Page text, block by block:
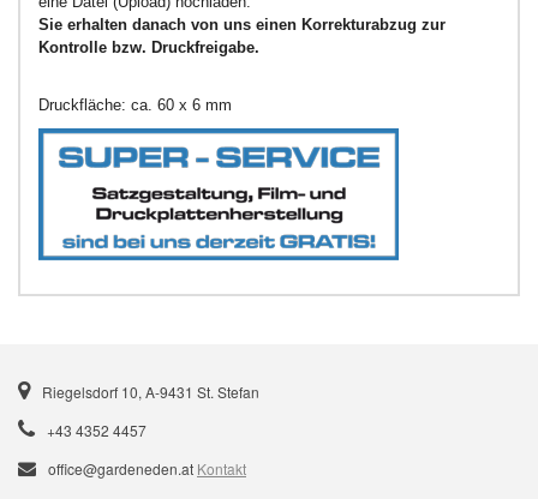
Sie erhalten danach von uns einen Korrekturabzug zur
Kontrolle bzw. Druckfreigabe.
Druckfläche: ca. 60 x 6 mm
Riegelsdorf 10, A-9431 St. Stefan
+43 4352 4457
office@gardeneden.at Kontakt